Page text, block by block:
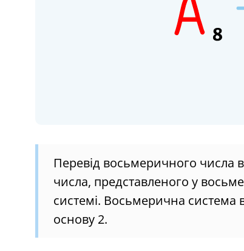
Перевід восьмеричного числа
числа, представленого у
системі. Восьмерична система
основу 2.